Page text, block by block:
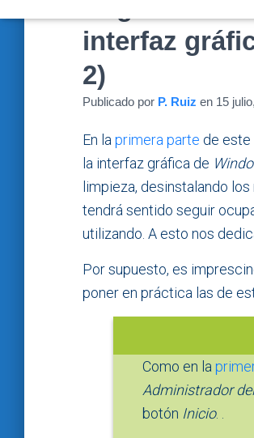
interfaz
2)
Publicado por P. Ruiz en 15
En la primera parte de este
la interfaz gráfica de
limpieza, desinstalando los
tendrá sentido seguir
utilizando. A esto nos
Por supuesto, es
poner en práctica las de
Como en la
Administrador
botón Inicio. .